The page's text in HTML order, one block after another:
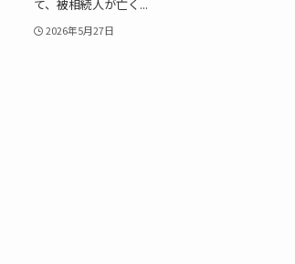
て、被相続人が亡く...
2026年5月27日